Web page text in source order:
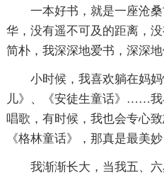
一本好书，就是一座沧
华，没有遥不可及的距离，
简朴，我深深地爱书，深深地
小时候，我喜欢躺在妈
儿》、《安徒生童话》……我
唱歌，有时候，我也会专心
《格林童话》，那真是最美
我渐渐长大，当我五、